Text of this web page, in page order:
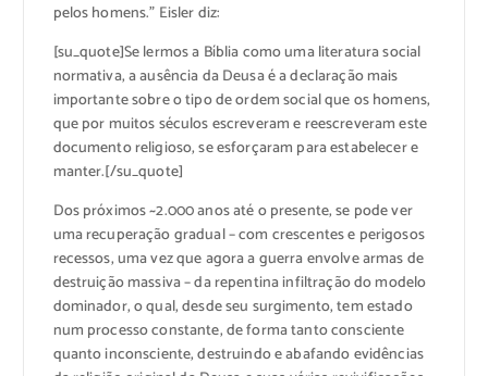
pelos homens.” Eisler diz:
[su_quote]Se lermos a Bíblia como uma literatura social
normativa, a ausência da Deusa é a declaração mais
importante sobre o tipo de ordem social que os homens,
que por muitos séculos escreveram e reescreveram este
documento religioso, se esforçaram para estabelecer e
manter.[/su_quote]
Dos próximos ~2.000 anos até o presente, se pode ver
uma recuperação gradual – com crescentes e perigosos
recessos, uma vez que agora a guerra envolve armas de
destruição massiva – da repentina infiltração do modelo
dominador, o qual, desde seu surgimento, tem estado
num processo constante, de forma tanto consciente
quanto inconsciente, destruindo e abafando evidências